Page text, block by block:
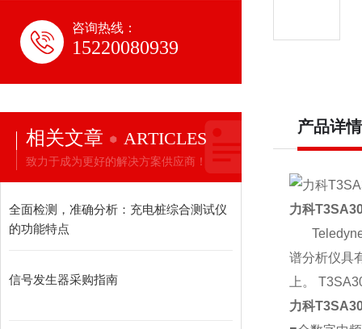
咨询热线：
15220080939
相关文章 ARTICLES
致力于成为更好的解决方案供应商！
全面检测，准确分析：充电桩综合测试仪
的功能特点
信号发生器采购指南
产品详情
力科
谱分析仪具
上。
力科